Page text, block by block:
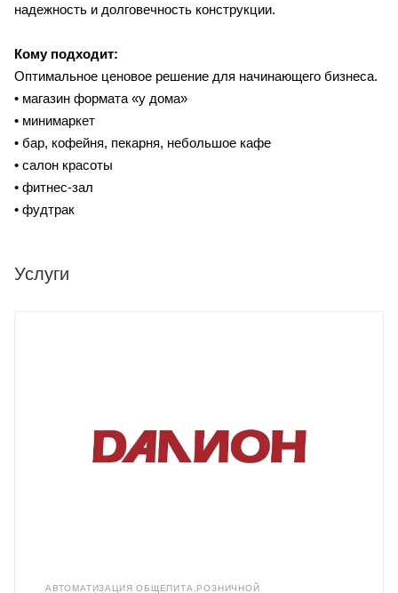
надежность и долговечность конструкции.
Кому подходит:
Оптимальное ценовое решение для начинающего бизнеса.
• магазин формата «у дома»
• минимаркет
• бар, кофейня, пекарня, небольшое кафе
• салон красоты
• фитнес-зал
• фудтрак
Услуги
АВТОМАТИЗАЦИЯ ОБЩЕПИТА,РОЗНИЧНОЙ